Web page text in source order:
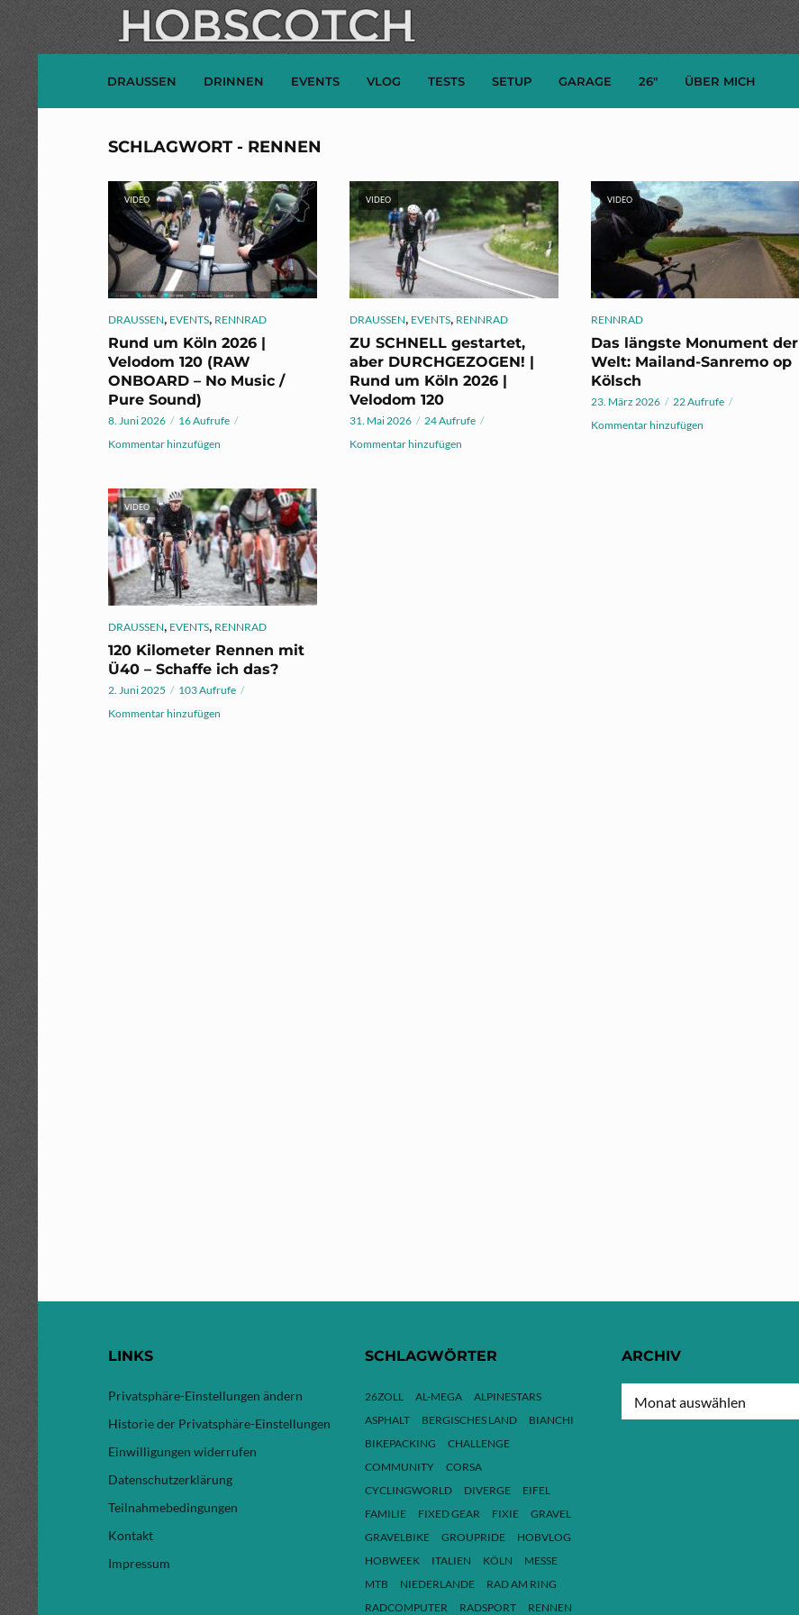
DRAUSSEN DRINNEN EVENTS VLOG TESTS SETUP GARAGE 26″ ÜBER MICH
SCHLAGWORT - RENNEN
VIDEO
DRAUSSEN, EVENTS, RENNRAD
Rund um Köln 2026 |
Velodom 120 (RAW
ONBOARD – No Music /
Pure Sound)
8. Juni 2026
16 Aufrufe
Kommentar hinzufügen
VIDEO
DRAUSSEN, EVENTS, RENNRAD
ZU SCHNELL gestartet,
aber DURCHGEZOGEN! |
Rund um Köln 2026 |
Velodom 120
31. Mai 2026
24 Aufrufe
Kommentar hinzufügen
VIDEO
RENNRAD
Das längste Monument der
Welt: Mailand-Sanremo op
Kölsch
23. März 2026
22 Aufrufe
Kommentar hinzufügen
VIDEO
DRAUSSEN, EVENTS, RENNRAD
120 Kilometer Rennen mit
Ü40 – Schaffe ich das?
2. Juni 2025
103 Aufrufe
Kommentar hinzufügen
LINKS
Privatsphäre-Einstellungen ändern
Historie der Privatsphäre-Einstellungen
Einwilligungen widerrufen
Datenschutzerklärung
Teilnahmebedingungen
Kontakt
Impressum
SCHLAGWÖRTER
26ZOLL AL-MEGA
ALPINESTARS
ASPHALT
BERGISCHES LAND
BIANCHI
BIKEPACKING
CHALLENGE
COMMUNITY
CORSA
CYCLINGWORLD
DIVERGE
EIFEL
FAMILIE
FIXED GEAR FIXIE
GRAVEL
GRAVELBIKE
GROUPRIDE
HOBVLOG
HOBWEEK
ITALIEN KÖLN
MESSE
MTB
NIEDERLANDE
RAD AM RING
RADCOMPUTER
RADSPORT RENNEN
ARCHIV
ARCHIV